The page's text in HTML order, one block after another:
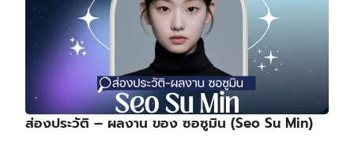
ส่องประวัติ – ผลงาน ของ ซอซูมิน (Seo Su Min)